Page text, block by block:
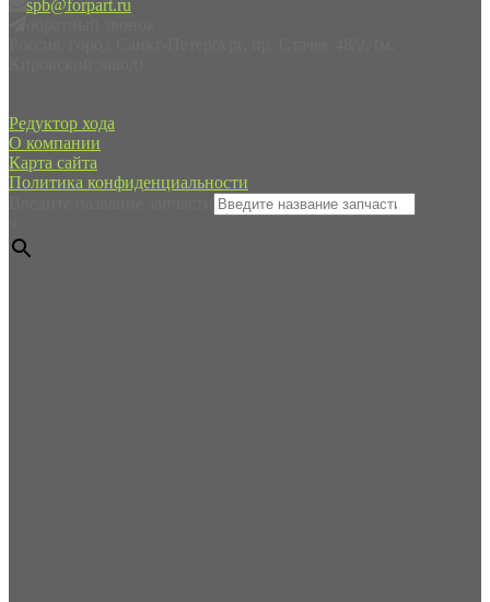
spb@forpart.ru
Редуктор хода
О компании
Карта сайта
Политика конфиденциальности